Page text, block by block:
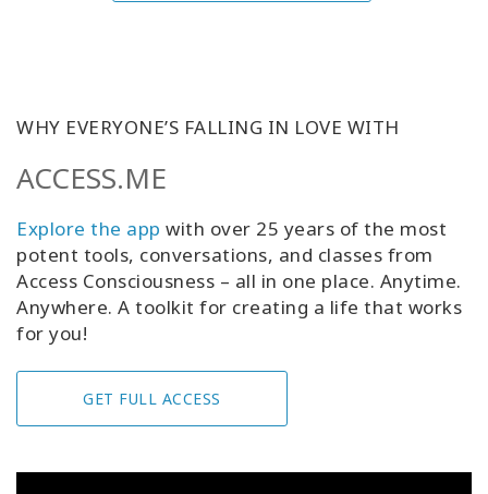
WHY EVERYONE’S FALLING IN LOVE WITH
ACCESS.ME
Explore the app with over 25 years of the most
potent tools, conversations, and classes from
Access Consciousness – all in one place. Anytime.
Anywhere. A toolkit for creating a life that works
for you!
GET FULL ACCESS